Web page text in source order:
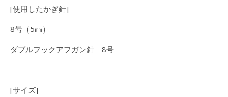
[使用したかぎ針]
8号（5㎜）
ダブルフックアフガン針 8号
[サイズ]